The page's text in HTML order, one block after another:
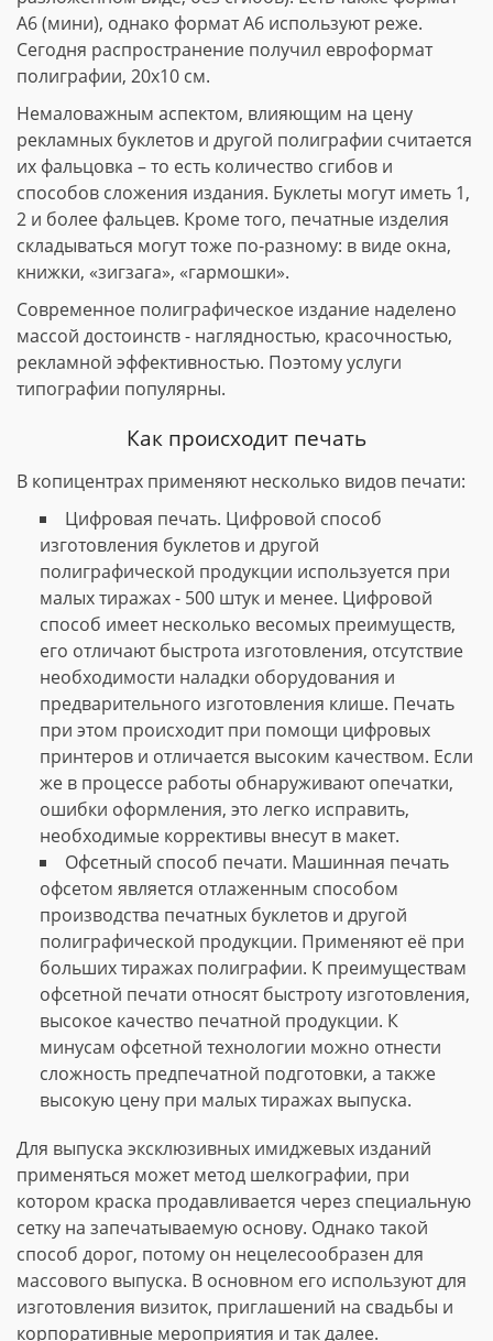
А6 (мини), однако формат А6 используют реже.
Сегодня распространение получил евроформат
полиграфии, 20х10 см.
Немаловажным аспектом, влияющим на цену
рекламных буклетов и другой полиграфии считается
их фальцовка – то есть количество сгибов и
способов сложения издания. Буклеты могут иметь 1,
2 и более фальцев. Кроме того, печатные изделия
складываться могут тоже по-разному: в виде окна,
книжки, «зигзага», «гармошки».
Современное полиграфическое издание наделено
массой достоинств - наглядностью, красочностью,
рекламной эффективностью. Поэтому услуги
типографии популярны.
Как происходит печать
В копицентрах применяют несколько видов печати:
Цифровая печать. Цифровой способ
изготовления буклетов и другой
полиграфической продукции используется при
малых тиражах - 500 штук и менее. Цифровой
способ имеет несколько весомых преимуществ,
его отличают быстрота изготовления, отсутствие
необходимости наладки оборудования и
предварительного изготовления клише. Печать
при этом происходит при помощи цифровых
принтеров и отличается высоким качеством. Если
же в процессе работы обнаруживают опечатки,
ошибки оформления, это легко исправить,
необходимые коррективы внесут в макет.
Офсетный способ печати. Машинная печать
офсетом является отлаженным способом
производства печатных буклетов и другой
полиграфической продукции. Применяют её при
больших тиражах полиграфии. К преимуществам
офсетной печати относят быстроту изготовления,
высокое качество печатной продукции. К
минусам офсетной технологии можно отнести
сложность предпечатной подготовки, а также
высокую цену при малых тиражах выпуска.
Для выпуска эксклюзивных имиджевых изданий
применяться может метод шелкографии, при
котором краска продавливается через специальную
сетку на запечатываемую основу. Однако такой
способ дорог, потому он нецелесообразен для
массового выпуска. В основном его используют для
изготовления визиток, приглашений на свадьбы и
корпоративные мероприятия и так далее.